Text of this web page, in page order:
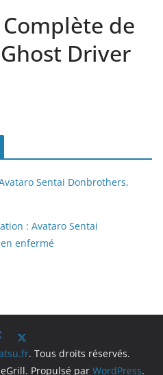
de
Driver
Sentai Donbrothers,
: Avataro Sentai
enfermé
. Tous droits réservés.
Propulsé par WordPress.